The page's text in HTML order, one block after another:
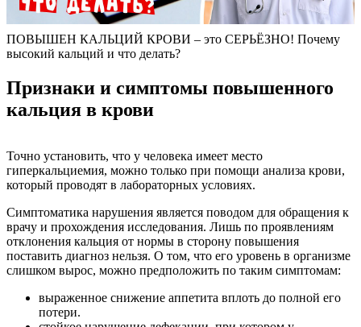
ПОВЫШЕН КАЛЬЦИЙ КРОВИ – это СЕРЬЁЗНО! Почему
высокий кальций и что делать?
Признаки и симптомы повышенного
кальция в крови
Точно установить, что у человека имеет место
гиперкальциемия, можно только при помощи анализа крови,
который проводят в лабораторных условиях.
Симптоматика нарушения является поводом для обращения к
врачу и прохождения исследования. Лишь по проявлениям
отклонения кальция от нормы в сторону повышения
поставить диагноз нельзя. О том, что его уровень в организме
слишком вырос, можно предположить по таким симптомам:
выраженное снижение аппетита вплоть до полной его
потери.